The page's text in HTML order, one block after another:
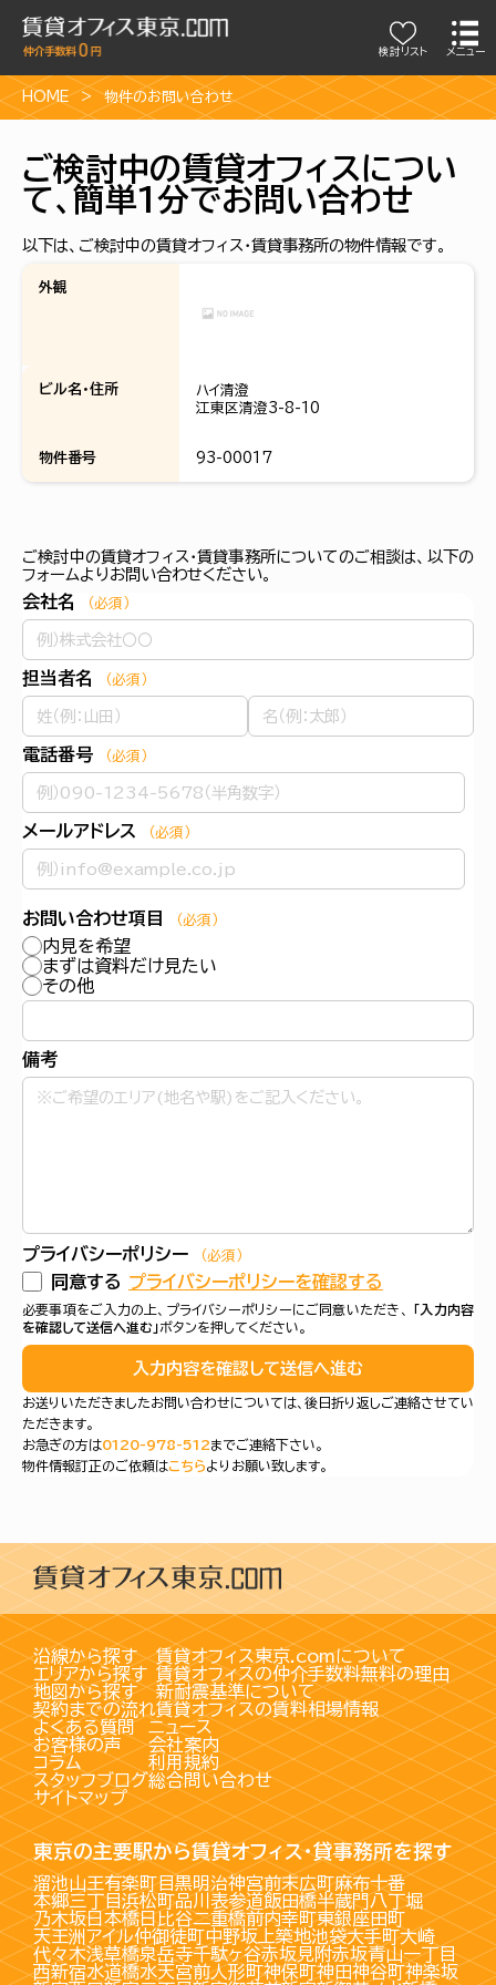
検討リスト メニュー
HOME 物件のお問い合わせ
ご検討中の賃貸オフィスについ
て、簡単1分でお問い合わせ
以下は、ご検討中の賃貸オフィス・賃貸事務所の物件情報です。
外観
ビル名・住所
ハイ清澄
江東区清澄3-8-10
物件番号 93-00017
ご検討中の賃貸オフィス・賃貸事務所についてのご相談は、以下の
フォームよりお問い合わせください。
会社名 （必須）
担当者名 （必須）
電話番号 （必須）
メールアドレス （必須）
お問い合わせ項目 （必須）
内見を希望
まずは資料だけ見たい
その他
備考
プライバシーポリシー （必須）
同意する プライバシーポリシーを確認する
必要事項をご入力の上、プライバシーポリシーにご同意いただき、
「入力内容
を確認して送信へ進む」ボタンを押してください。
入力内容を確認して送信へ進む
お送りいただきましたお問い合わせについては、後日折り返しご連絡させてい
ただきます。
お急ぎの方は0120-978-512までご連絡下さい。
物件情報訂正のご依頼はこちらよりお願い致します。
沿線から探す
エリアから探す
地図から探す
契約までの流れ
賃貸オフィス東京.comについて
賃貸オフィスの仲介手数料無料の理由
新耐震基準について
賃貸オフィスの賃料相場情報
よくある質問
お客様の声
コラム
スタッフブログ
サイトマップ
ニュース
会社案内
利用規約
総合問い合わせ
東京の主要駅から賃貸オフィス・貸事務所を探す
溜池山王有楽町目黒明治神宮前末広町麻布十番
本郷三丁目浜松町品川 表参道飯田橋半蔵門八丁堀
乃木坂日本橋日比谷二重橋前内幸町東銀座田町
天王洲アイル仲御徒町中野坂上築地池袋大手町大崎
代々木浅草橋泉岳寺千駄ヶ谷赤坂見附赤坂青山一丁目
西新宿水道橋水天宮前人形町神保町神田神谷町神楽坂